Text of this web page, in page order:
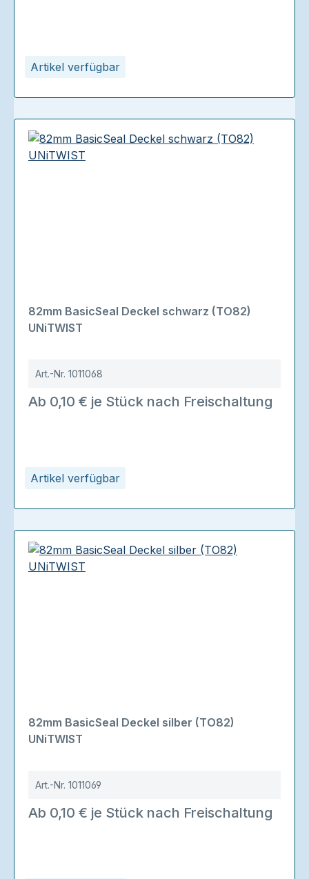
Artikel verfügbar
Artikel verfügbar
82mm BasicSeal Deckel schwarz (TO82)
UNiTWIST
Art.-Nr. 1011068
Ab 0,10 € je Stück nach Freischaltung
82mm BasicSeal Deckel silber (TO82)
UNiTWIST
Art.-Nr. 1011069
Ab 0,10 € je Stück nach Freischaltung